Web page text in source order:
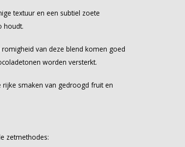
textuur en een subtiel zoete
houdt.
van deze blend komen goed
worden versterkt.
smaken van gedroogd fruit en
zetmethodes: